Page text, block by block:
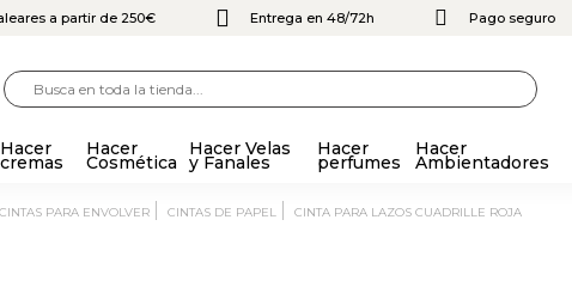
a partir de 250€ Entrega en 48/72h Pago seguro
Hacer
cremas
Hacer
Cosmética
Hacer Velas
y Fanales
Hacer
perfumes
Hacer
Ambientadores
CINTAS PARA ENVOLVER CINTAS DE PAPEL CINTA PARA LAZOS CUADRILLE ROJA